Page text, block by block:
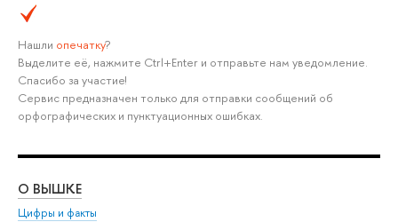
Нашли опечатку?
Выделите её, нажмите Ctrl+Enter и отправьте нам уведомление.
Спасибо за участие!
Сервис предназначен только для отправки сообщений об
орфографических и пунктуационных ошибках.
О ВЫШКЕ
Цифры и факты